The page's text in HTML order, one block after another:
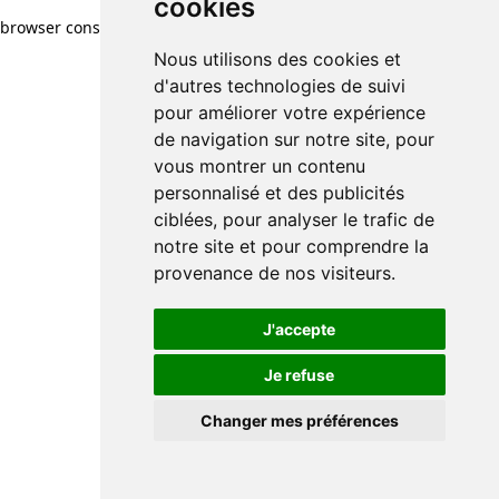
cookies
Nous utilisons des cookies et
d'autres technologies de suivi
pour améliorer votre expérience
de navigation sur notre site, pour
vous montrer un contenu
personnalisé et des publicités
ciblées, pour analyser le trafic de
notre site et pour comprendre la
provenance de nos visiteurs.
J'accepte
Je refuse
Changer mes préférences
browser console for more information)